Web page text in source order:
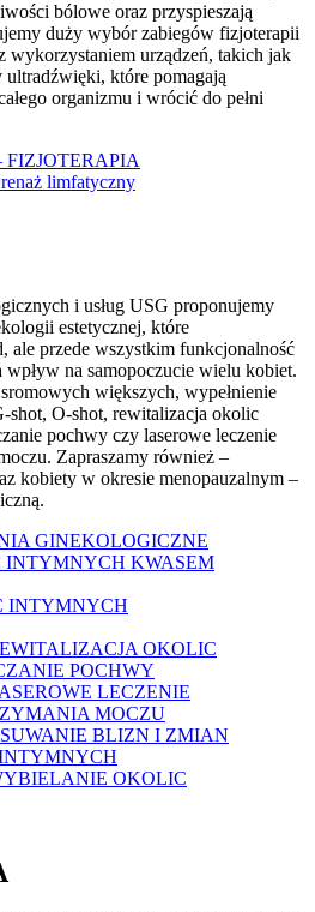
bólowe oraz przyspieszają
duży wybór zabiegów fizjoterapii
wykorzystaniem urządzeń, takich jak
które pomagają
organizmu i wrócić do pełni
limfatyczny
i usług USG proponujemy
estetycznej, które
ale przede wszystkim funkcjonalność
na samopoczucie wielu kobiet.
większych, wypełnienie
shot, O-shot, rewitalizacja okolic
pochwy czy laserowe leczenie
Zapraszamy również –
kobiety w okresie menopauzalnym –
GINEKOLOGICZNE
KWASEM
INTYMNYCH
OKOLIC
POCHWY
LECZENIE
MOCZU
BLIZN I ZMIAN
OKOLIC